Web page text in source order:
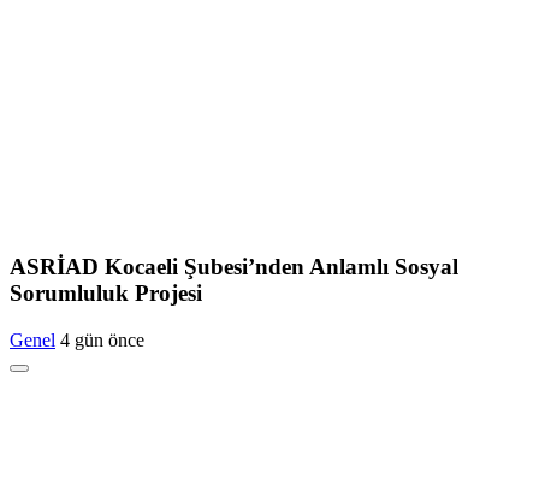
ASRİAD Kocaeli Şubesi’nden Anlamlı Sosyal
Sorumluluk Projesi
Genel 4 gün önce